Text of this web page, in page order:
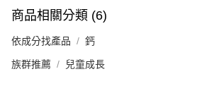
商品相關分類 (6)
依成分找產品 鈣
族群推薦 兒童成長